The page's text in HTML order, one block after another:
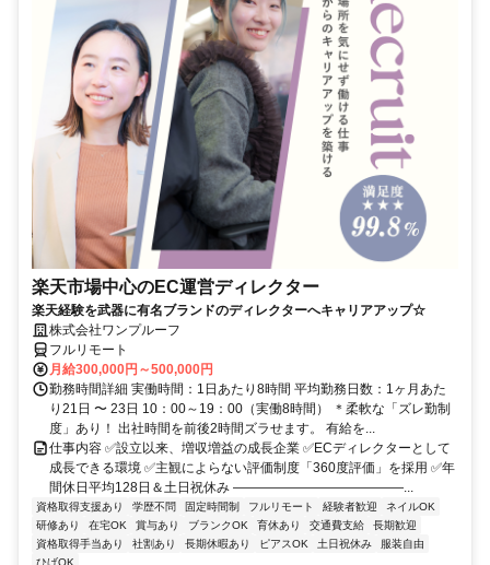
楽天市場中心のEC運営ディレクター
楽天経験を武器に有名ブランドのディレクターへキャリアアップ☆
株式会社ワンプルーフ
フルリモート
月給300,000円～500,000円
勤務時間詳細 実働時間：1日あたり8時間 平均勤務日数：1ヶ月あた
り21日 〜 23日 10：00～19：00（実働8時間） ＊柔軟な「ズレ勤制
度」あり！ 出社時間を前後2時間ズラせます。 有給を...
仕事内容 ✅設立以来、増収増益の成長企業 ✅ECディレクターとして
成長できる環境 ✅主観によらない評価制度「360度評価」を採用 ✅年
間休日平均128日＆土日祝休み ―――――――――――――...
資格取得支援あり 学歴不問 固定時間制 フルリモート 経験者歓迎
ネイルOK
研修あり
在宅OK 賞与あり ブランクOK 育休あり 交通費支給
長期歓迎
資格取得手当あり
社割あり 長期休暇あり ピアスOK 土日祝休み
服装自由
ひげOK